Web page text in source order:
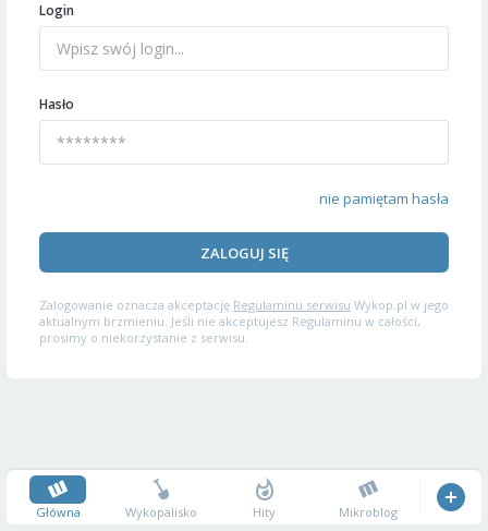
Login
Hasło
nie pamiętam hasła
ZALOGUJ SIĘ
Zalogowanie oznacza akceptację Regulaminu serwisu Wykop.pl w jego
aktualnym brzmieniu. Jeśli nie akceptujesz Regulaminu w całości,
prosimy o niekorzystanie z serwisu.
Główna Wykopalisko Hity Mikroblog